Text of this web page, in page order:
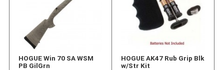
HOGUE Win 70 SA WSM
PB GilGrn
HOGUE AK47 Rub Grip Blk
w/Str Kit